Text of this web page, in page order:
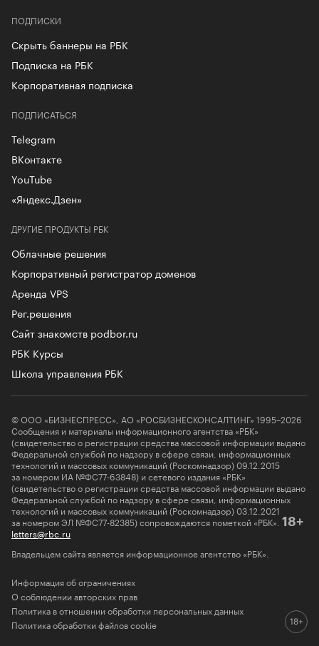
ПОДПИСКИ
Скрыть баннеры на РБК
Подписка на РБК
Корпоративная подписка
ДРУГИЕ ПРОДУКТЫ РБК
Облачные решения
Корпоративный регистратор доменов
Аренда VPS
Рег.решения
Сайт знакомств podbor.ru
РБК Курсы
Школа управления РБК
ПОДПИСАТЬСЯ
Telegram
ВКонтакте
YouTube
«Яндекс.Дзен»
© ООО «БИЗНЕСПРЕСС», АО «РОСБИЗНЕСКОНСАЛТИНГ» 1995–2026
Сообщения и материалы информационного агентства «РБК»
(свидетельство о регистрации средства массовой информации выдано
Федеральной службой по надзору в сфере связи, информационных
технологий и массовых коммуникаций (Роскомнадзор) 09.12.2015
за номером ИА №ФС77-63848) и сетевого издания «РБК»
(свидетельство о регистрации средства массовой информации выдано
Федеральной службой по надзору в сфере связи, информационных
технологий и массовых коммуникаций (Роскомнадзор) 03.12.2021
за номером ЭЛ №ФС77-82385) сопровождаются пометкой «РБК». 18+
letters@rbc.ru
Владельцем сайта является информационное агентство «РБК».
Информация об ограничениях
О соблюдении авторских прав
Политика в отношении обработки персональных данных
Политика обработки файлов cookie